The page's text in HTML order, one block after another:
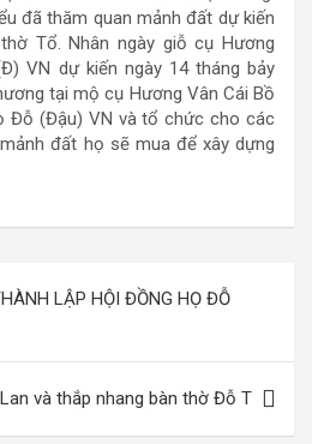
đã thăm quan mảnh đất dự kiến
Tổ. Nhân ngày giỗ cụ Hương
VN dự kiến ngày 14 tháng bảy
tại mộ cụ Hương Vân Cái Bồ
Đỗ (Đậu) VN và tổ chức cho các
đất họ sẽ mua để xây dựng
LẬP HỘI ĐỒNG HỌ ĐỖ
và thắp nhang bàn thờ Đỗ T